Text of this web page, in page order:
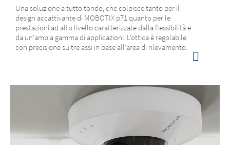
Una soluzione a tutto tondo, che colpisce tanto per il
design accattivante di MOBOTIX p71 quanto per le
prestazioni ad alto livello caratterizzate dalla flessibilità e
da un'ampia gamma di applicazioni. L'ottica è regolabile
con precisione su tre assi in base all'area di rilevamento.